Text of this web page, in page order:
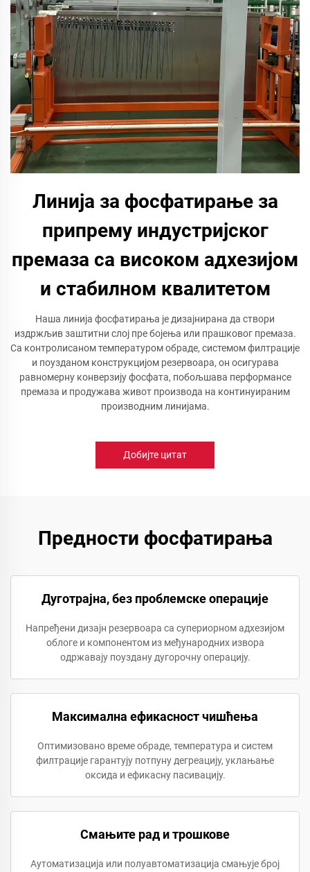
Линија за фосфатирање за
припрему индустријског
премаза са високом адхезијом
и стабилном квалитетом
Наша линија фосфатирања је дизајнирана да створи
издржљив заштитни слој пре бојења или прашковог премаза.
Са контролисаном температуром обраде, системом филтрације
и поузданом конструкцијом резервоара, он осигурава
равномерну конверзију фосфата, побољшава перформансе
премаза и продужава живот производа на континуираним
производним линијама.
Добијте цитат
Предности фосфатирања
Дуготрајна, без проблемске операције
Напређени дизајн резервоара са супериорном адхезијом
облоге и компонентом из међународних извора
одржавају поуздану дугорочну операцију.
Максимална ефикасност чишћења
Оптимизовано време обраде, температура и систем
филтрације гарантују потпуну дегреацију, уклањање
оксида и ефикасну пасивацију.
Смањите рад и трошкове
Аутоматизација или полуавтоматизација смањује број